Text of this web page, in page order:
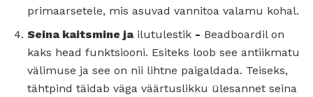
primaarsetele, mis asuvad vannitoa valamu kohal.
Seina kaitsmine jailutulestik - Beadboardil on
kaks head funktsiooni. Esiteks loob see antiikmatu
välimuse ja see on nii lihtne paigaldada. Teiseks,
tähtpind täidab väga väärtuslikku ülesannet seina